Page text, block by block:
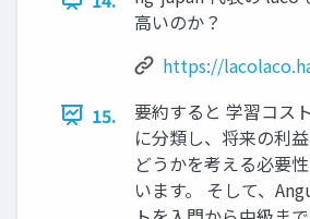
高いのか？
https://
15.
要約すると 学習コス
に分類し、将来の利
どうかを考える必要
います。 そして、